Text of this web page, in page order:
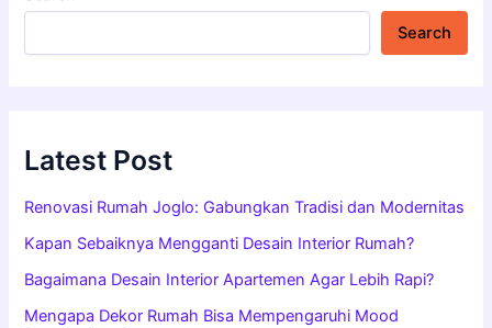
Search
Latest Post
Renovasi Rumah Joglo: Gabungkan Tradisi dan Modernitas
Kapan Sebaiknya Mengganti Desain Interior Rumah?
Bagaimana Desain Interior Apartemen Agar Lebih Rapi?
Mengapa Dekor Rumah Bisa Mempengaruhi Mood